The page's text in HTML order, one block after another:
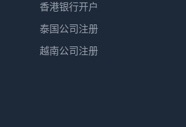
香港银行开户
泰国公司注册
越南公司注册